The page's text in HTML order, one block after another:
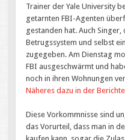
Trainer der Yale University
getarnten FBI-Agenten
gestanden hat. Auch
Betrugssystem und selbst
zugegeben. Am Dienstag
FBI ausgeschwärmt und
noch in ihren Wohnungen
Näheres dazu in der
Diese Vorkommnisse sind
das Vorurteil, dass man in